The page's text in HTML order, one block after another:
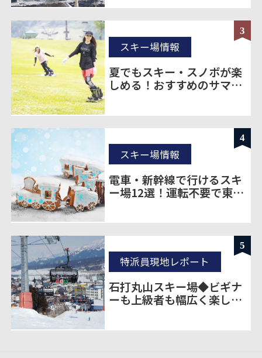
3
夏でもスキー・スノボが楽
しめる！おすすめのサマー
スキー場情報
4
電車・新幹線で行けるスキ
ー場12選！運転不要で東京
スキー場情報
5
石打丸山スキー場◆ビギナ
ーも上級者も幅広く楽しめ
特派員現地レポート